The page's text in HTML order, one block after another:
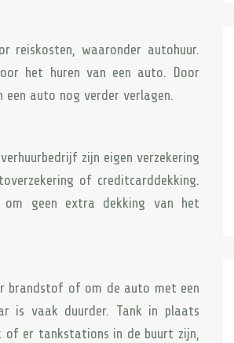
reiskosten, waaronder autohuur.
het huren van een auto. Door
auto nog verder verlagen.
zijn eigen verzekering
of creditcarddekking.
geen extra dekking van het
brandstof of om de auto met een
is vaak duurder. Tank in plaats
er tankstations in de buurt zijn,